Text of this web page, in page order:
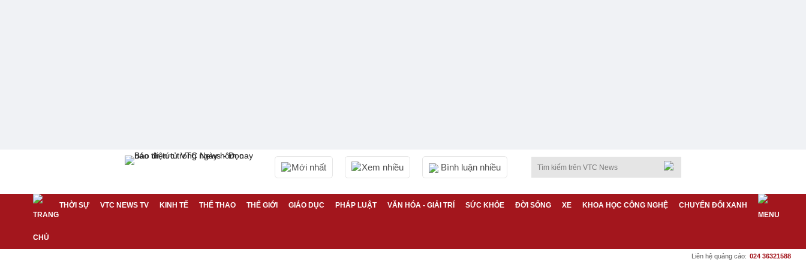
Mới nhất Xem nhiều Bình luận nhiều
THỜI SỰ VTC NEWS TV KINH TẾ THỂ THAO THẾ GIỚI GIÁO DỤC PHÁP LUẬT VĂN HÓA - GIẢI TRÍ SỨC KHỎE ĐỜI SỐNG XE KHOA HỌC CÔNG NGHỆ CHUYỂN ĐỔI XANH
Liên hệ quảng cáo: 024 36321588